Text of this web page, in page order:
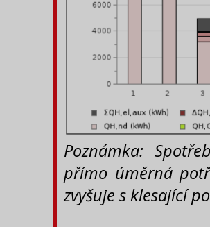
Poznámka:
přímo úměrná
zvyšuje s klesající